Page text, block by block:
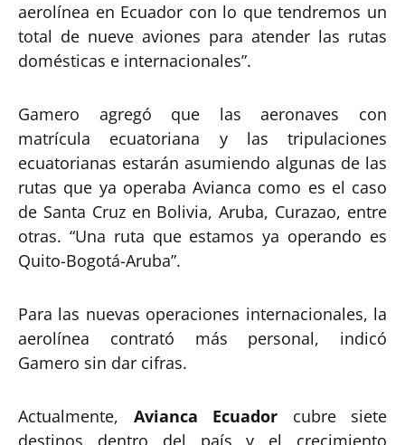
aerolínea en Ecuador con lo que tendremos un
total de nueve aviones para atender las rutas
domésticas e internacionales”.
Gamero agregó que las aeronaves con
matrícula ecuatoriana y las tripulaciones
ecuatorianas estarán asumiendo algunas de las
rutas que ya operaba Avianca como es el caso
de Santa Cruz en Bolivia, Aruba, Curazao, entre
otras. “Una ruta que estamos ya operando es
Quito-Bogotá-Aruba”.
Para las nuevas operaciones internacionales, la
aerolínea contrató más personal, indicó
Gamero sin dar cifras.
Actualmente, Avianca Ecuador cubre siete